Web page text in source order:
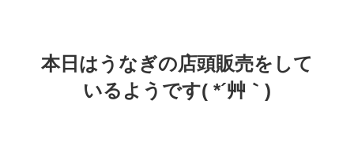
本日はうなぎの店頭販売をして
いるようです( *´艸｀)